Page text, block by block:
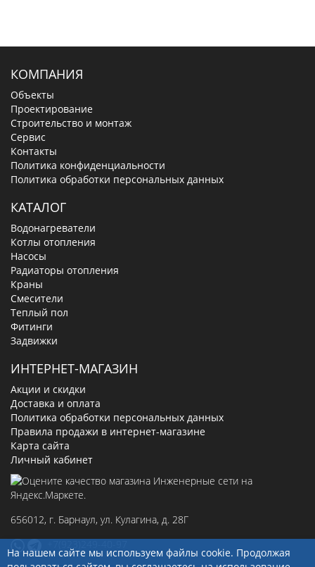
КОМПАНИЯ
Объекты
Проектирование
Строительство и монтаж
Сервис
Контакты
Политика конфиденциальности
Политика обработки персональных данных
КАТАЛОГ
Водонагреватели
Котлы отопления
Насосы
Радиаторы отопления
Краны
Смесители
Теплый пол
Фитинги
Задвижки
ИНТЕРНЕТ-МАГАЗИН
Акции и скидки
Доставка и оплата
Политика обработки персональных данных
Правила продажи в интернет-магазине
Карта сайта
Личный кабинет
656012, г. Барнаул, ул. Кулагина, д. 28Г
На нашем сайте мы используем файлы cookie. Продолжая